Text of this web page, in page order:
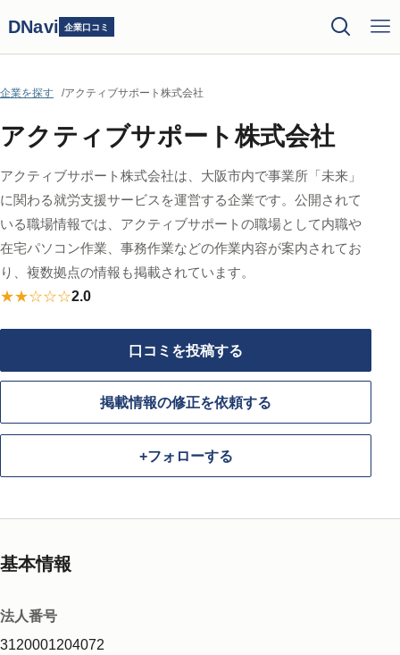
DNavi 企業口コミ
企業を探す アクティブサポート株式会社
アクティブサポート株式会社
アクティブサポート株式会社は、大阪市内で事業所「未来」
に関わる就労支援サービスを運営する企業です。公開されて
いる職場情報では、アクティブサポートの職場として内職や
在宅パソコン作業、事務作業などの作業内容が案内されてお
り、複数拠点の情報も掲載されています。
★★☆☆☆2.0
口コミを投稿する
掲載情報の修正を依頼する
+フォローする
基本情報
法人番号
3120001204072